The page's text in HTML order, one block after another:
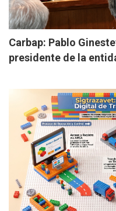
Carbap: Pablo
presidente de la